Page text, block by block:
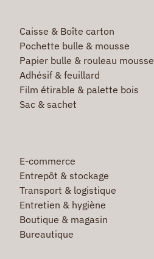
Caisse & Boîte carton
Pochette bulle & mousse
Papier bulle & rouleau mousse
Adhésif & feuillard
Film étirable & palette bois
Sac & sachet
E-commerce
Entrepôt & stockage
Transport & logistique
Entretien & hygiène
Boutique & magasin
Bureautique